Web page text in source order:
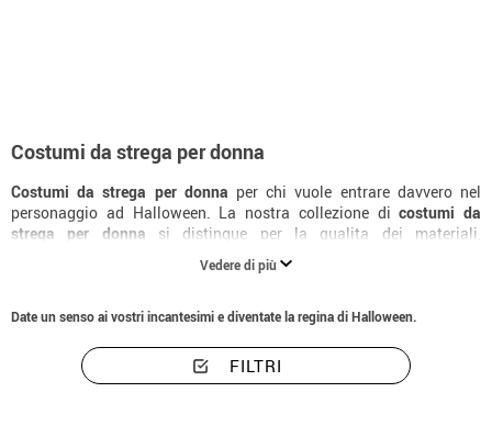
Costumi da strega per donna
Costumi da strega per donna per chi vuole entrare davvero nel
personaggio ad Halloween. La nostra collezione dicostumi da
strega per donna si distingue per la qualita dei materiali,
l'attenzione ai dettagli e la varieta di taglie disponibili. Completa il
look con gli accessori specifici e trasforma un semplice
Vedere di più
Date un senso ai vostri incantesimi e diventate la regina di Halloween.
FILTRI